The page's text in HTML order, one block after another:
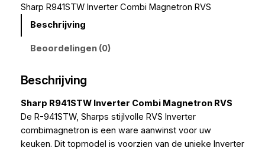
Sharp R941STW Inverter Combi Magnetron RVS
Beschrijving
Beoordelingen (0)
Beschrijving
Sharp R941STW Inverter Combi Magnetron RVS
De R-941STW, Sharps stijlvolle RVS Inverter
combimagnetron is een ware aanwinst voor uw
keuken. Dit topmodel is voorzien van de unieke Inverter